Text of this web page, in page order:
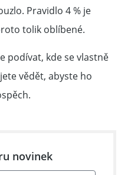
Pravidlo 4 % je
tolik oblíbené.
podívat, kde se vlastně
vědět, abyste ho
novinek